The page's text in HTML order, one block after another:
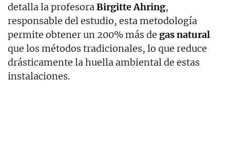
detalla la profesoraBirgitte Ahring,
responsable del estudio, esta metodología
permite obtener un 200% más de gas natural
que los métodos tradicionales, lo que reduce
drásticamente la huella ambiental de estas
instalaciones.